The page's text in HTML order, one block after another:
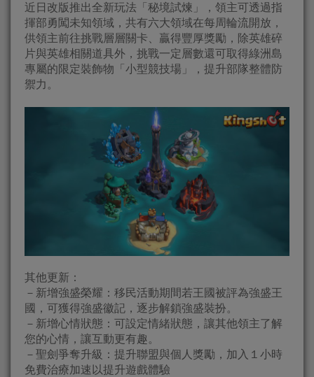
近日改版推出全新玩法「秘境試煉」，領主可透過指
揮部勇闖未知領域，共有六大領域在每周輪流開放，
供領主前往挑戰層層關卡、贏得豐厚獎勵，除英雄碎
片與英雄相關道具外，挑戰一定層數還可取得綠洲島
專屬的限定裝飾物「小型競技場」，提升部隊整體防
禦力。
其他更新：
－新增強盛榮耀：移民活動期間若王國被評為強盛王
國，可獲得強盛徽記，逐步解鎖強盛裝扮。
－新增心情狀態：可設定情緒狀態，讓其他領主了解
您的心情，讓互動更有趣。
－聖劍爭奪升級：提升聯盟與個人獎勵，加入１小時
免費治療加速以提升遊戲體驗